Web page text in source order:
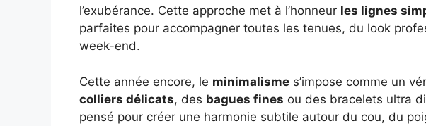
l’exubérance. Cette approche met à l’honneur les lignes
parfaites pour accompagner toutes les tenues, du look
week-end.
Cette année encore, le minimalisme s’impose comme un
colliers délicats, des bagues fines ou des bracelets ultra
pensé pour créer une harmonie subtile autour du cou, du